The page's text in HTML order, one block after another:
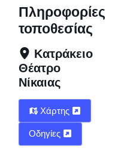
Πληροφορίες
τοποθεσίας
Κατράκειο
Θέατρο
Νίκαιας
Χάρτης
Οδηγίες